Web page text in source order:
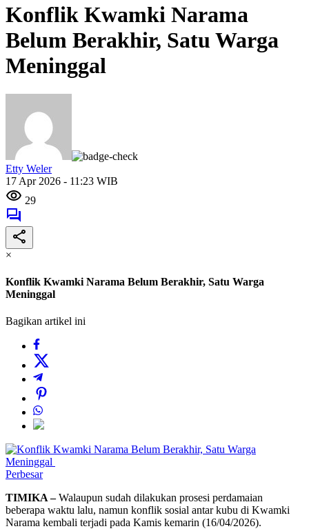
Konflik Kwamki Narama
Belum Berakhir, Satu Warga
Meninggal
Etty Weler
17 Apr 2026 - 11:23 WIB
29
×
Konflik Kwamki Narama Belum Berakhir, Satu Warga
Meninggal
Bagikan artikel ini
Perbesar
TIMIKA –Walaupun sudah dilakukan prosesi perdamaian
beberapa waktu lalu, namun konflik sosial antar kubu di Kwamki
Narama kembali terjadi pada Kamis kemarin (16/04/2026).